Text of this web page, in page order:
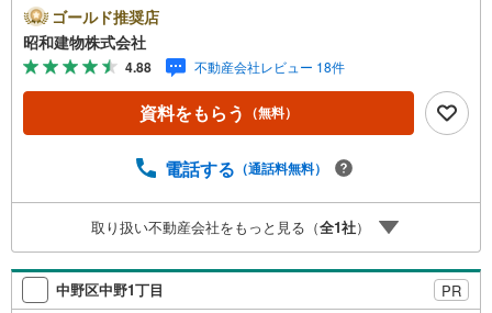
やスーパーも近くに整ったアクセス・買物に便利な立地。
・・・地域密着昭和建物です・・・ 西荻窪に創業44年、
地域密着の不動産会社です。 不動産購入、買換えには、
不安がつきもの。 物件の選定や住宅ローンはもちろん地域
密着だからこその情報をお伝え、ご提案いたします。 お
気軽にご相談、ご来社頂ける会社です。スタッフ一同、心
せん。唯一無二の不動産をお手伝いいたします。 キッズル
で楽しくご検討頂けるようご案内しておりますのでぜひ、
お気軽にお問い合わせください。 営業時間: 9:00 - 20:
00
ゴールド推奨店
昭和建物株式会社
4.88 不動産会社レビュー 18件
資料をもらう （無料）
電話する （通話料無料）
取り扱い不動産会社をもっと見る（全1社）
中野区中野1丁目 PR